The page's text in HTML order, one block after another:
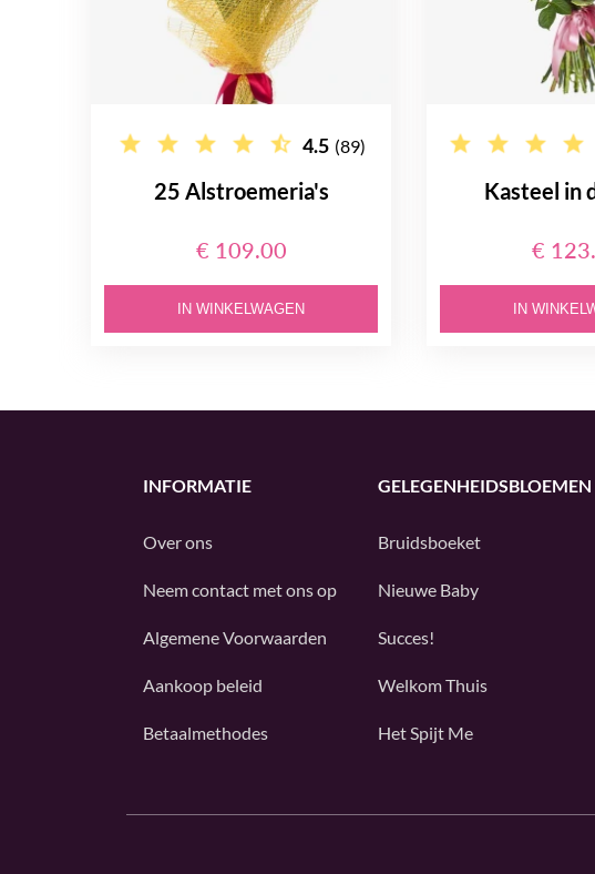
4.5 (89)
25 Alstroemeria's
€ 109.00
IN WINKELWAGEN
Kasteel in
€
IN
INFORMATIE
Over ons
Neem contact met ons op
Algemene Voorwaarden
Aankoop beleid
Betaalmethodes
GELEGENHEIDSBLOEMEN
Bruidsboeket
Nieuwe Baby
Succes!
Welkom Thuis
Het Spijt Me